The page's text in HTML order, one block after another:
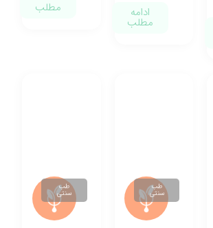
ادامه
مطلب
مطلب
طب
سنتی
طب
سنتی